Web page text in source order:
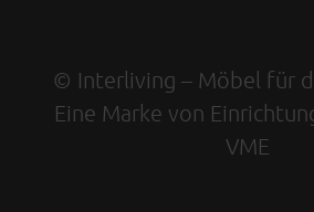
© Interliving – Möbel für
Eine Marke von
VME